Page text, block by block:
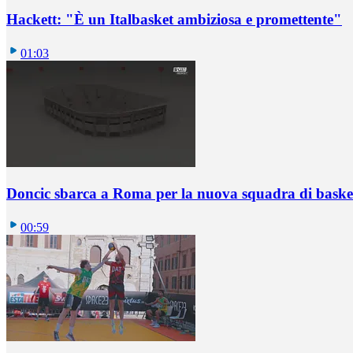
Hackett: "È un Italbasket ambiziosa e promettente"
01:03
Doncic sbarca a Roma per la nuova squadra di
00:59